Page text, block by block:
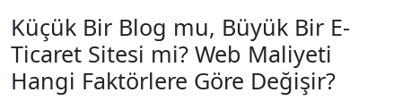
Küçük Bir Blog mu, Büyük Bir E-
Ticaret Sitesi mi? Web Maliyeti
Hangi Faktörlere Göre Değişir?